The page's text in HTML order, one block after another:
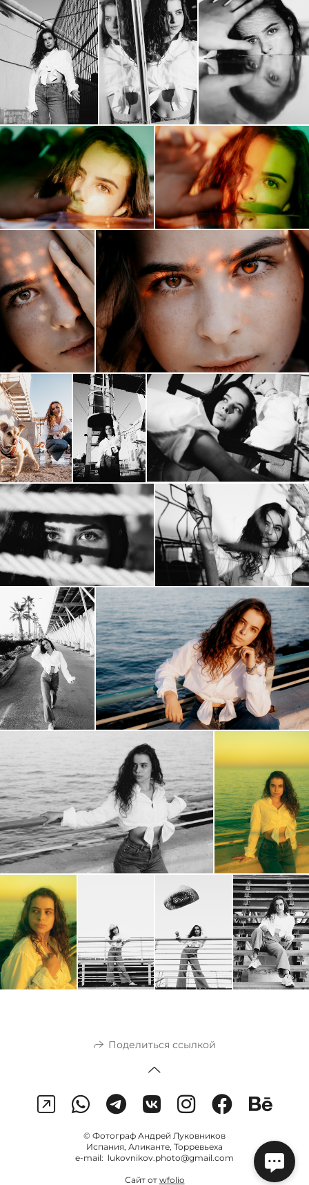
Поделиться ссылкой
© Фотограф Андрей Луковников
Испания, Аликанте, Торревьеха
e-mail: lukovnikov.photo@gmail.com
Сайт от wfolio